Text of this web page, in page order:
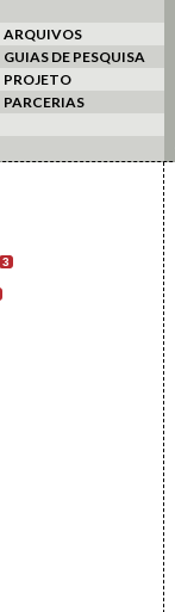
ARQUIVOS
GUIAS DE PESQUISA
PROJETO
PARCERIAS
3